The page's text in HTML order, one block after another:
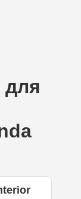
для